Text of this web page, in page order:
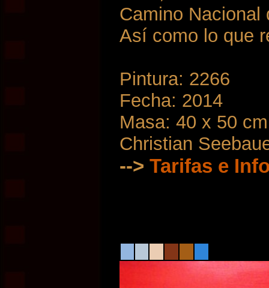
Camino Nacional
Así como lo que
Pintura: 2266
Fecha: 2014
Masa: 40 x 50 cm
Christian
--> Tarifas e